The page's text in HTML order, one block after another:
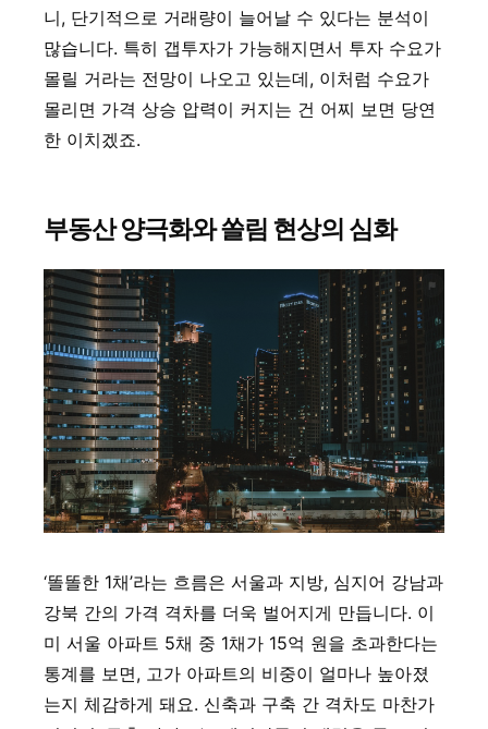
니, 단기적으로 거래량이 늘어날 수 있다는 분석이
많습니다. 특히 갭투자가 가능해지면서 투자 수요가
몰릴 거라는 전망이 나오고 있는데, 이처럼 수요가
몰리면 가격 상승 압력이 커지는 건 어찌 보면 당연
한 이치겠죠.
부동산 양극화와 쏠림 현상의 심화
‘똘똘한 1채’라는 흐름은 서울과 지방, 심지어 강남과
강북 간의 가격 격차를 더욱 벌어지게 만듭니다. 이
미 서울 아파트 5채 중 1채가 15억 원을 초과한다는
통계를 보면, 고가 아파트의 비중이 얼마나 높아졌
는지 체감하게 돼요. 신축과 구축 간 격차도 마찬가